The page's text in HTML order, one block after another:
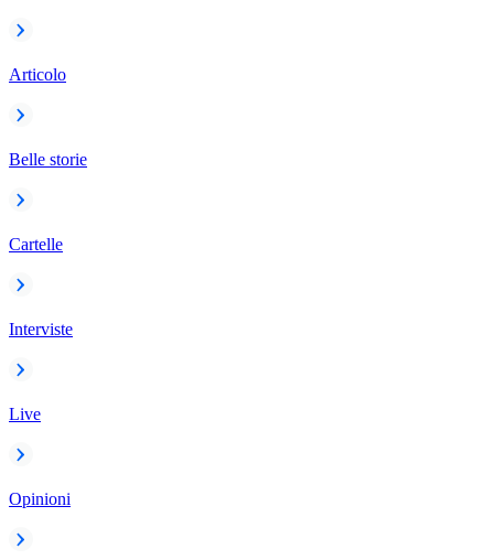
Articolo
Belle storie
Cartelle
Interviste
Live
Opinioni